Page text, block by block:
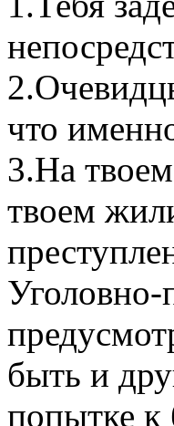
что
3.На
твоем
быть и
попытке к